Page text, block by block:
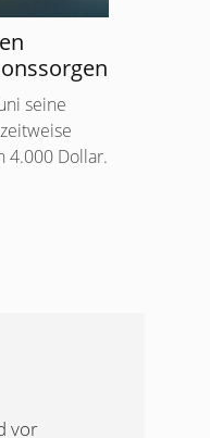
seine
4.000 Dollar.
vor